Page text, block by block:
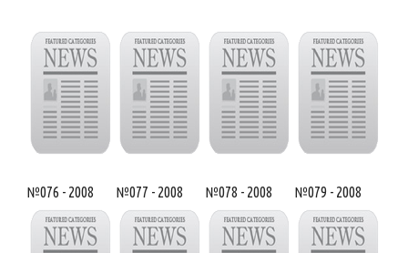
№076 - 2008 №077 - 2008 №078 - 2008 №079 - 2008